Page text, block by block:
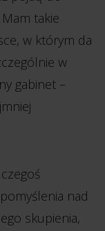
Mam takie
w którym da
w
gabinet –
nad
skupienia,